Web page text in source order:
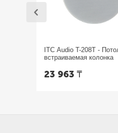
ITC Audio T-208T -
встраиваемая колонка
23 963 ₸